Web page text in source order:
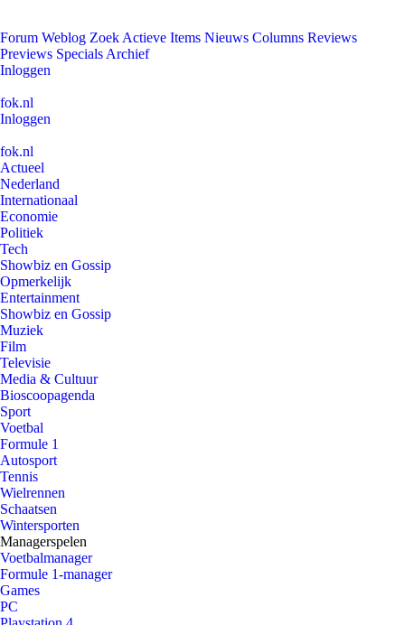
Forum Weblog Zoek Actieve Items Nieuws Columns Reviews
Previews Specials Archief
Inloggen
fok.nl
Inloggen
fok.nl
Actueel
Nederland
Internationaal
Economie
Politiek
Tech
Showbiz en Gossip
Opmerkelijk
Entertainment
Showbiz en Gossip
Muziek
Film
Televisie
Media & Cultuur
Bioscoopagenda
Sport
Voetbal
Formule 1
Autosport
Tennis
Wielrennen
Schaatsen
Wintersporten
Managerspelen
Voetbalmanager
Formule 1-manager
Games
PC